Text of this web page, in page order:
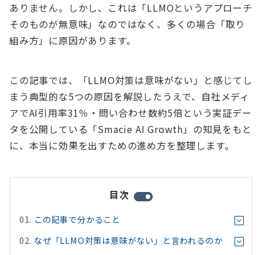
ありません。しかし、これは「LLMOというアプローチ
そのものが無意味」なのではなく、多くの場合「取り
組み方」に原因があります。
この記事では、「LLMO対策は意味がない」と感じてし
まう典型的な5つの原因を解説したうえで、自社メディ
アでAI引用率31％・問い合わせ数約5倍という実証デー
タを公開している「Smacie AI Growth」の知見をもと
に、本当に効果を出すための進め方を整理します。
目次
この記事で分かること
なぜ「LLMO対策は意味がない」と言われるのか